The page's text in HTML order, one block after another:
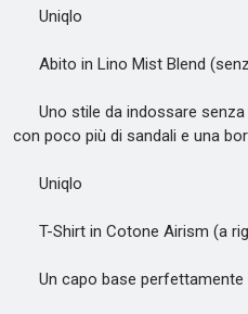
Uniqlo
Abito in Lino Mist Blend
Uno stile da indossare senza
con poco più di sandali e una
Uniqlo
T-Shirt in Cotone Airism (a
Un capo base perfettamente